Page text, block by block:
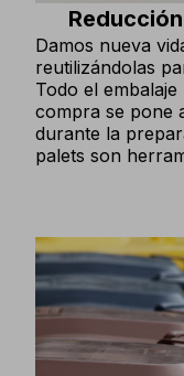
Damos nueva
reutilizándolas
Todo el
compra se pone
durante la
palets son
esta razón, su
COFRA hemos
palets dañados
calificado para
componentes
manera el
estándares